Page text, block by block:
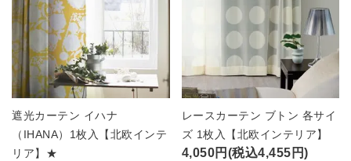
遮光カーテン イハナ
（IHANA）1枚入【北欧インテ
リア】★
レースカーテン ブトン 各サイ
ズ 1枚入【北欧インテリア】
4,050円(税込4,455円)